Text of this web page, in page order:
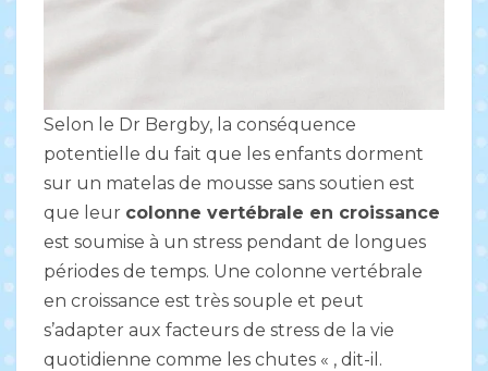
Selon le Dr Bergby, la conséquence
potentielle du fait que les enfants dorment
sur un matelas de mousse sans soutien est
que leur colonne vertébrale en croissance
est soumise à un stress pendant de longues
périodes de temps. Une colonne vertébrale
en croissance est très souple et peut
s’adapter aux facteurs de stress de la vie
quotidienne comme les chutes « , dit-il.